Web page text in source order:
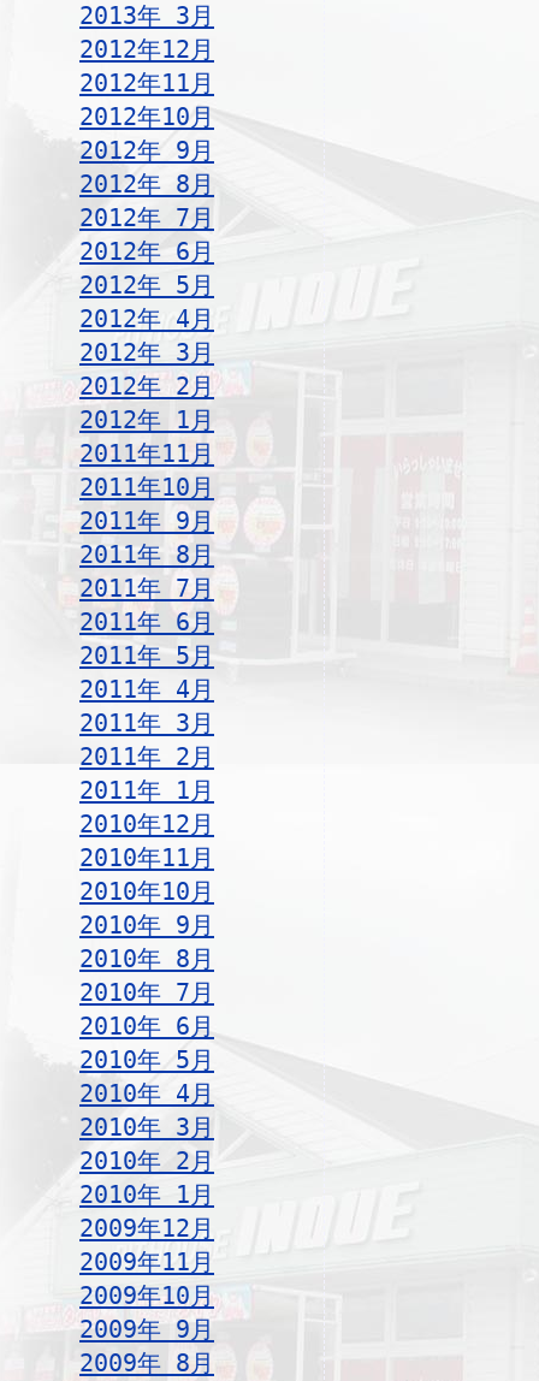
2013年 3月
2012年12月
2012年11月
2012年10月
2012年 9月
2012年 8月
2012年 7月
2012年 6月
2012年 5月
2012年 4月
2012年 3月
2012年 2月
2012年 1月
2011年11月
2011年10月
2011年 9月
2011年 8月
2011年 7月
2011年 6月
2011年 5月
2011年 4月
2011年 3月
2011年 2月
2011年 1月
2010年12月
2010年11月
2010年10月
2010年 9月
2010年 8月
2010年 7月
2010年 6月
2010年 5月
2010年 4月
2010年 3月
2010年 2月
2010年 1月
2009年12月
2009年11月
2009年10月
2009年 9月
2009年 8月